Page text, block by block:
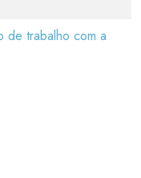
de trabalho com a